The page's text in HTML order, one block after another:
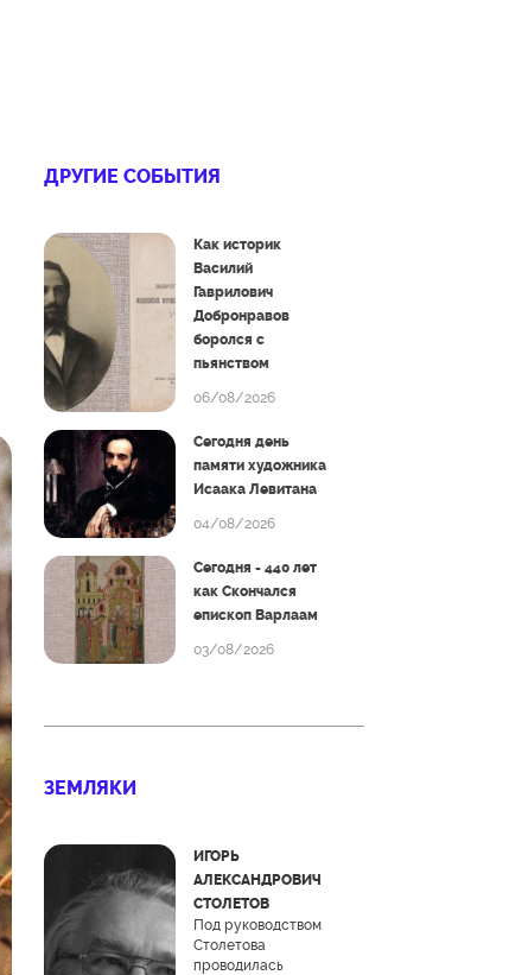
ДРУГИЕ СОБЫТИЯ
Как историк
Василий
Гаврилович
Добронравов
боролся с
пьянством
06/08/2026
Сегодня день
памяти художника
Исаака Левитана
04/08/2026
Сегодня - 440 лет
как Скончался
епископ Варлаам
03/08/2026
ЗЕМЛЯКИ
ИГОРЬ
АЛЕКСАНДРОВИЧ
СТОЛЕТОВ
Под руководством
Столетова
проводилась